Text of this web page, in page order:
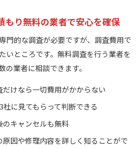
り無料の業者で安心を確保
門的な調査が必要ですが、調査費用で
いところです。無料調査を行う業者を
の業者に相談できます。
だけなら一切費用がかからない
社に見てもらって判断できる
キャンセルも無料
原因や修理内容を詳しく知ることがで